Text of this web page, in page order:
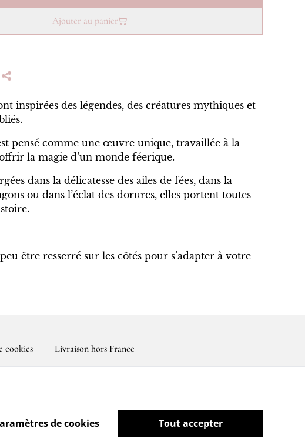
Ajouter au panier
inspirées des légendes, des créatures mythiques et
pensé comme une œuvre unique, travaillée à la
la magie d’un monde féerique.
dans la délicatesse des ailes de fées, dans la
ou dans l’éclat des dorures, elles portent toutes
être resserré sur les côtés pour s’adapter à votre
cookies Livraison hors France
Tout accepter
de cookies